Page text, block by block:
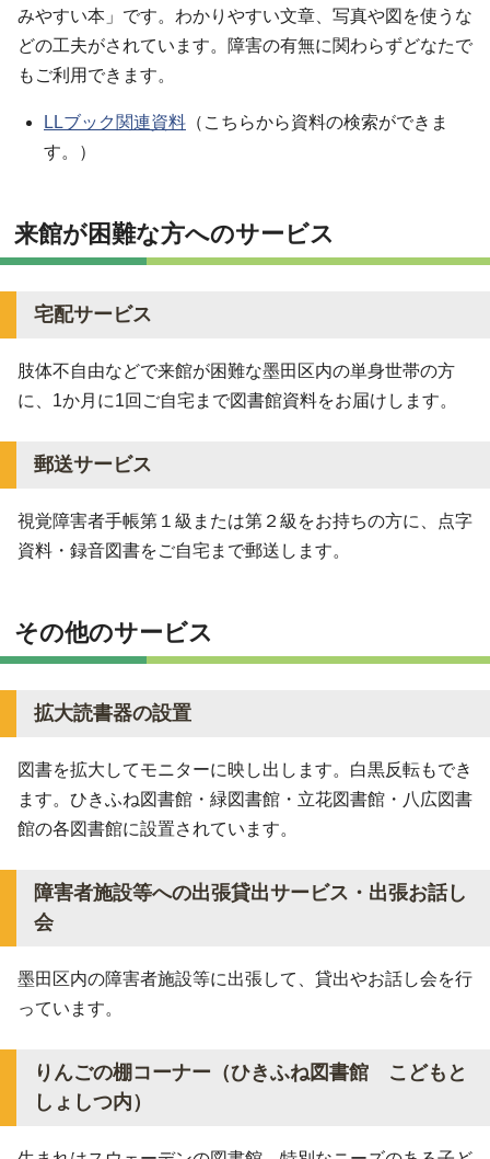
みやすい本」です。わかりやすい文章、写真や図を使うな
どの工夫がされています。 障害の有無に関わらずどなたで
もご利用できます。
LLブック関連資料 （こちらから資料の検索ができま
す。）
来館が困難な方へのサービス
宅配サービス
肢体不自由などで来館が困難な墨田区内の単身世帯の方
に、1か月に1回ご自宅まで図書館資料をお届けします。
郵送サービス
視覚障害者手帳第１級または第２級をお持ちの方に、点字
資料・録音図書をご自宅まで郵送します。
その他のサービス
拡大読書器の設置
図書を拡大してモニターに映し出します。白黒反転もでき
ます。ひきふね図書館・緑図書館・立花図書館・八広図書
館の各図書館に設置されています。
障害者施設等への出張貸出サービス・出張お話し
会
墨田区内の障害者施設等に出張して、貸出やお話し会を行
っています。
りんごの棚コーナー（ひきふね図書館 こどもと
しょしつ内）